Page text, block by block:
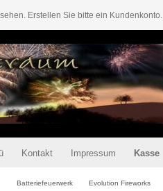
Erstellen Sie bitte ein Kundenkonto.
Kontakt Impressum Kasse
Batteriefeuerwerk Evolution Fireworks